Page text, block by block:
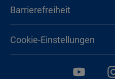
Barrierefreiheit
Cookie-Einstellungen